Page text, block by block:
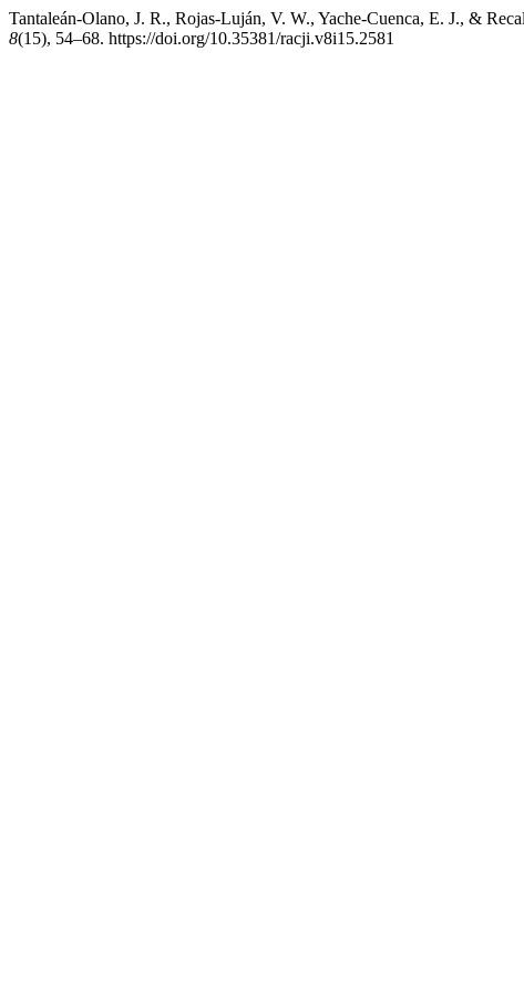
Tantaleán-Olano, J. R., Rojas-Luján, V. W., Yache-Cuenca, E. J., &
8(15), 54–68. https://doi.org/10.35381/racji.v8i15.2581